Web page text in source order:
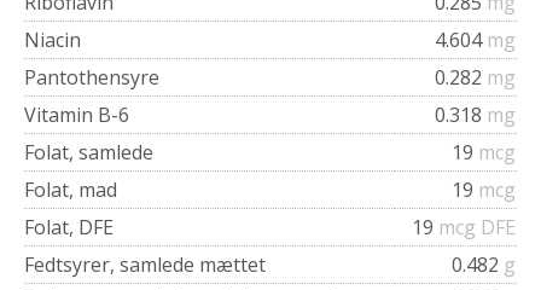
Niacin
4.604 mg
Pantothensyre
0.282 mg
Vitamin B-6
0.318 mg
Folat, samlede
19 mcg
Folat, mad
19 mcg
Folat, DFE
19 mcg DFE
Fedtsyrer, samlede mættet
0.482 g